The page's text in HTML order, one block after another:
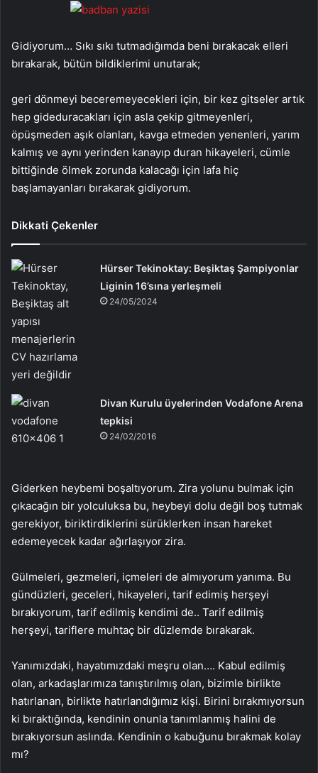
Gidiyorum… Sıkı sıkı tutmadığımda beni bırakacak elleri
bırakarak, bütün bildiklerimi unutarak;
geri dönmeyi beceremeyecekleri için, bir kez gitseler artık
hep gideduracakları için asla çekip gitmeyenleri,
öpüşmeden aşık olanları, kavga etmeden yenenleri, yarım
kalmış ve aynı yerinden kanayıp duran hikayeleri, cümle
bittiğinde ölmek zorunda kalacağı için lafa hiç
başlamayanları bırakarak gidiyorum.
Dikkati Çekenler
Hürser Tekinoktay: Beşiktaş Şampiyonlar
Liginin 16’sına yerleşmeli
24/05/2024
Divan Kurulu üyelerinden Vodafone Arena
tepkisi
24/02/2016
Giderken heybemi boşaltıyorum. Zira yolunu bulmak için
çıkacağın bir yolculuksa bu, heybeyi dolu değil boş tutmak
gerekiyor, biriktirdiklerini sürüklerken insan hareket
edemeyecek kadar ağırlaşıyor zira.
Gülmeleri, gezmeleri, içmeleri de almıyorum yanıma. Bu
gündüzleri, geceleri, hikayeleri, tarif edimiş herşeyi
bırakıyorum, tarif edilmiş kendimi de.. Tarif edilmiş
herşeyi, tariflere muhtaç bir düzlemde bırakarak.
Yanımızdaki, hayatımızdaki meşru olan…. Kabul edilmiş
olan, arkadaşlarımıza tanıştırılmış olan, bizimle birlikte
hatırlanan, birlikte hatırlandığımız kişi. Birini bırakmıyorsun
ki bıraktığında, kendinin onunla tanımlanmış halini de
bırakıyorsun aslında. Kendinin o kabuğunu bırakmak kolay
mı?